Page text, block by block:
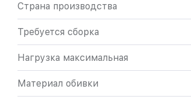
Страна производства
Требуется сборка
Нагрузка максимальная
Материал обивки